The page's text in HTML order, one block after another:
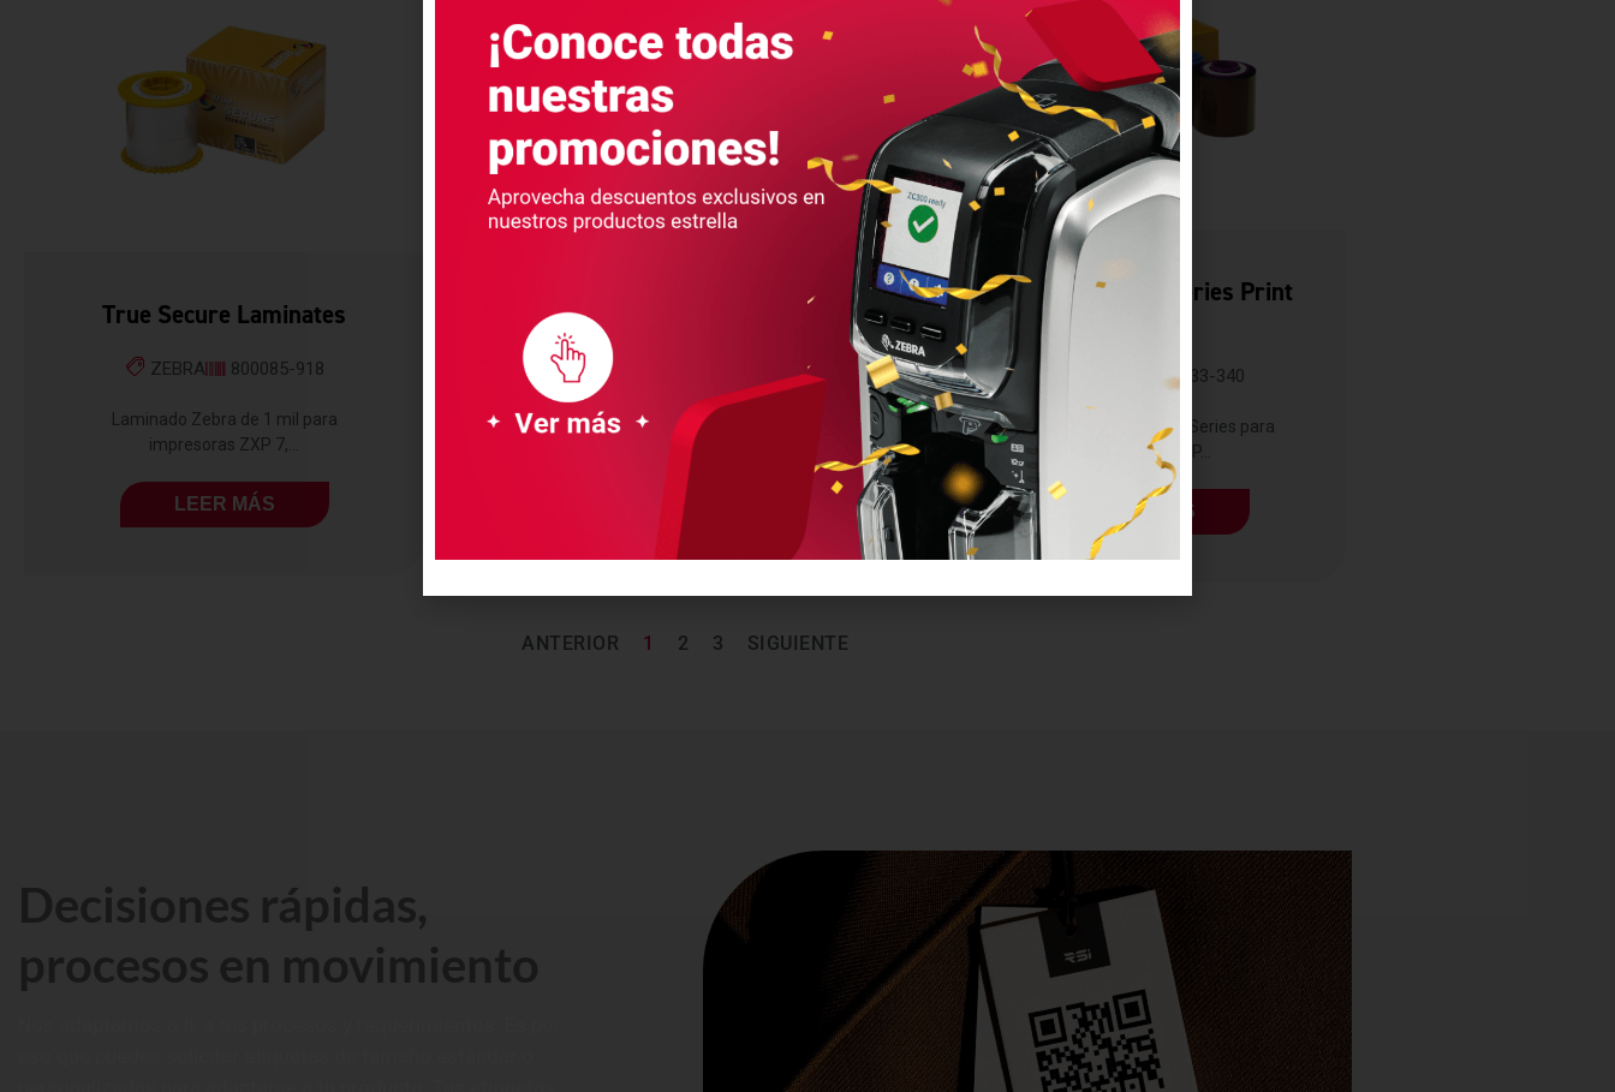
True Secure Laminates
ZEBRA 800085-918
Laminado Zebra de 1 mil para
impresoras ZXP 7,...
LEER MÁS
True Colours® I Series™
ZEBRA 800012-601
Cinta y película de retransferencia para
impresoras de retransferencia...
LEER MÁS
True Colours Ix Series Print
800033-340
Cinta de color Zebra ix Series para
impresoras ZXP...
LEER MÁS
ANTERIOR 1 2 3 SIGUIENTE
Decisiones rápidas,
procesos en movimiento